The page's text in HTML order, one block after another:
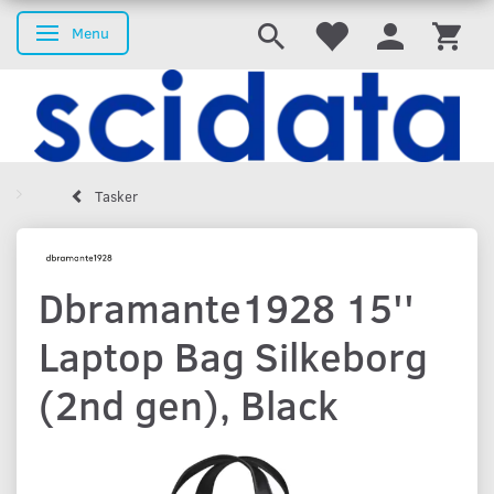
Skifte navigation
Menu
Tasker
Dbramante1928 15''
Laptop Bag Silkeborg
(2nd gen), Black